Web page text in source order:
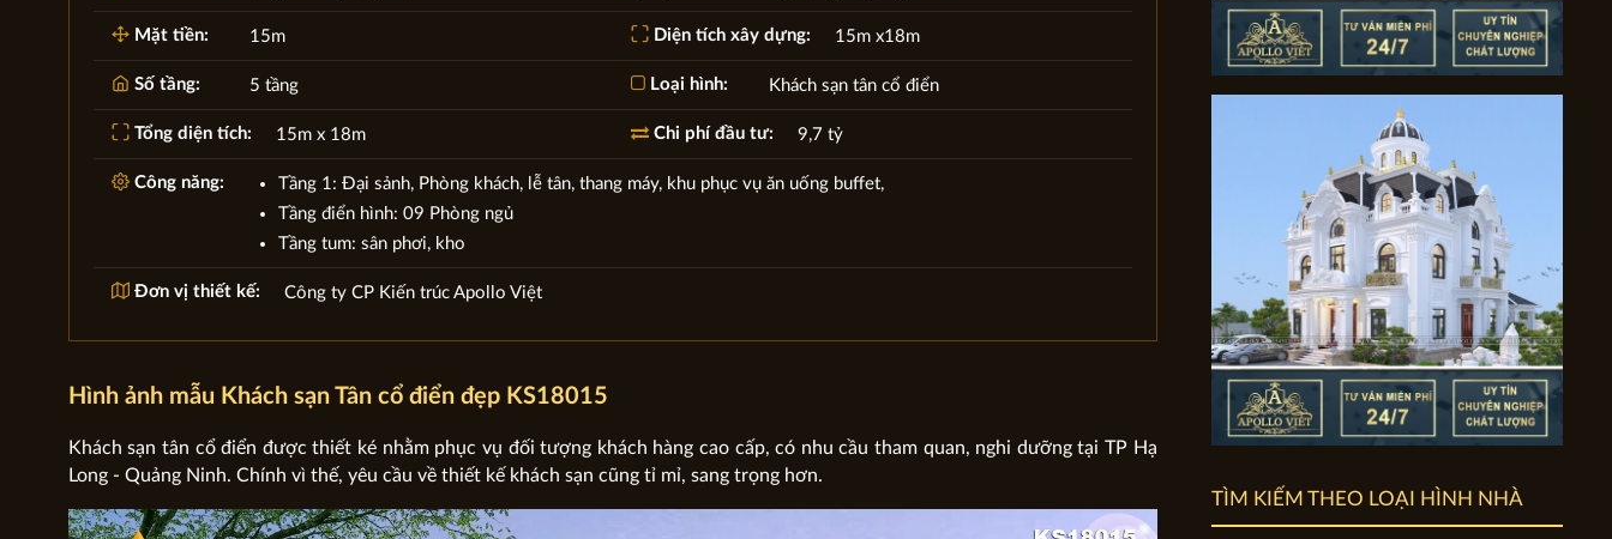
Mặt tiền: 15m Diện tích xây dựng: 15m x18m
Số tầng: 5 tầng Loại hình: Khách sạn tân cổ điển
Tổng diện tích: 15m x 18m Chi phí đầu tư: 9,7 tỷ
Công năng:
Tầng 1: Đại sảnh, Phòng khách, lễ tân, thang máy, khu phục vụ ăn uống buffet,
Tầng điển hình: 09 Phòng ngủ
Tầng tum: sân phơi, kho
Đơn vị thiết kế: Công ty CP Kiến trúc Apollo Việt
Hình ảnh mẫu Khách sạn Tân cổ điển đẹp KS18015
Khách sạn tân cổ điển được thiết ké nhằm phục vụ đối tượng khách hàng cao cấp, có nhu cầu tham quan, nghi dưỡng tại TP Hạ
Long - Quảng Ninh. Chính vì thế, yêu cầu về thiết kế khách sạn cũng tỉ mỉ, sang trọng hơn.
TÌM KIẾM THEO LOẠI HÌNH NHÀ